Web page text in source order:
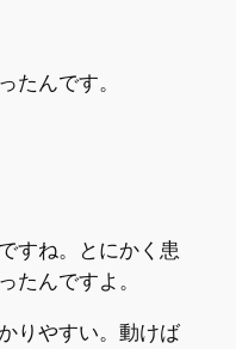
たんです。
すね。とにかく患
たんですよ。
りやすい。動けば